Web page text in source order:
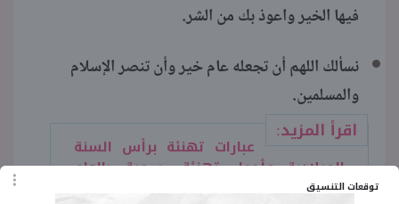
توقعات التنسيق
فيها الخير واعوذ بك من الشر.
نسألك اللهم أن تجعله عام خير وأن تنصر الإسلام
والمسلمين.
اقرأ المزيد:
عبارات تهنئة برأس السنة
الميلادية وأجمل تهنئة رسمية بالعام
الجديد 2024